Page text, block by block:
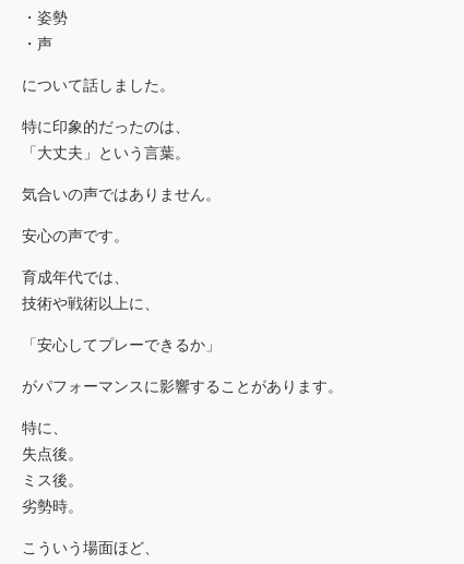
・姿勢
・声
について話しました。
特に印象的だったのは、
「大丈夫」という言葉。
気合いの声ではありません。
安心の声です。
育成年代では、
技術や戦術以上に、
「安心してプレーできるか」
がパフォーマンスに影響することがあります。
特に、
失点後。
ミス後。
劣勢時。
こういう場面ほど、